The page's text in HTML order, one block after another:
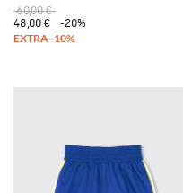
60,00 €
48,00 €
-20%